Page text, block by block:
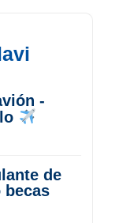
-
de
becas